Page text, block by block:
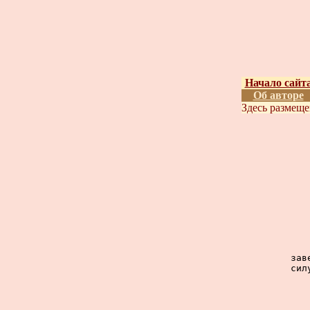
Начало
Об авторе
Здесь